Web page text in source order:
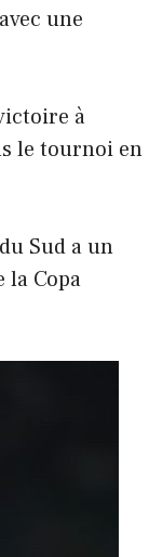
une
à
le tournoi en
Sud a un
la Copa